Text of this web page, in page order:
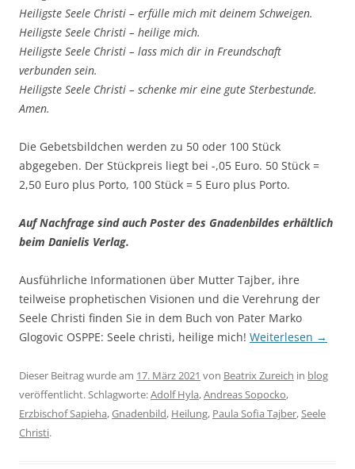
Heiligste Seele Christi – erfülle mich mit deinem Schweigen.
Heiligste Seele Christi – heilige mich.
Heiligste Seele Christi – lass mich dir in Freundschaft
verbunden sein.
Heiligste Seele Christi – schenke mir eine gute Sterbestunde.
Amen.
Die Gebetsbildchen werden zu 50 oder 100 Stück
abgegeben. Der Stückpreis liegt bei -,05 Euro. 50 Stück =
2,50 Euro plus Porto, 100 Stück = 5 Euro plus Porto.
Auf Nachfrage sind auch Poster des Gnadenbildes erhältlich
beim Danielis Verlag.
Ausführliche Informationen über Mutter Tajber, ihre
teilweise prophetischen Visionen und die Verehrung der
Seele Christi finden Sie in dem Buch von Pater Marko
Glogovic OSPPE: Seele christi, heilige mich! Weiterlesen →
Dieser Beitrag wurde am 17. März 2021 von Beatrix Zureich in blog
veröffentlicht. Schlagworte:Adolf Hyla,Andreas Sopocko,
Erzbischof Sapieha,Gnadenbild, Heilung, Paula Sofia Tajber,Seele
Christi.